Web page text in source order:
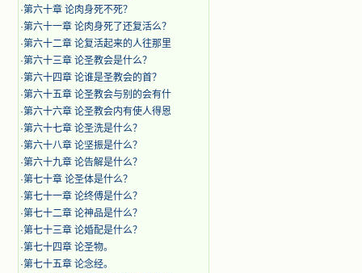
·第六十章 论肉身死不死？
·第六十一章 论肉身死了还复活么？
·第六十二章 论复活起来的人往那里
·第六十三章 论圣教会是什么？
·第六十四章 论谁是圣教会的首？
·第六十五章 论圣教会与别的会有什
·第六十六章 论圣教会内有使人得恩
·第六十七章 论圣洗是什么？
·第六十八章 论坚振是什么？
·第六十九章 论告解是什么？
·第七十章 论圣体是什么？
·第七十一章 论终傅是什么？
·第七十二章 论神品是什么？
·第七十三章 论婚配是什么？
·第七十四章 论圣物。
·第七十五章 论念经。